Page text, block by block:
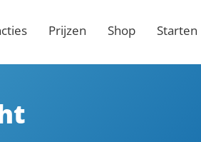
Prijzen Shop Starten